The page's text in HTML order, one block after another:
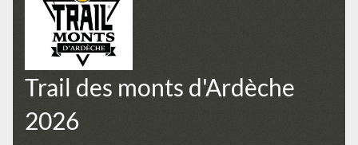
Trail des monts d'Ardèche
2026